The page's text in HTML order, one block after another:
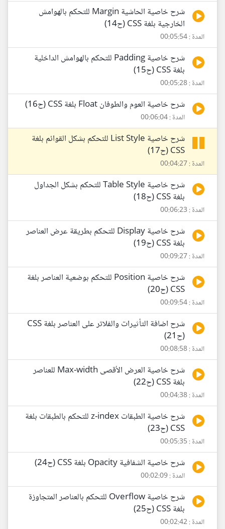
شرح خاصية الحاشية Margin للتحكم بالهوامش
الخارجية بلغة CSS (ح14)
المدة : 00:05:54
شرح خاصية Padding للتحكم بالهوامش الداخلية
بلغة CSS (ح15)
المدة : 00:05:28
شرح خاصية العوم والطوفان Float بلغة CSS (ح16)
المدة : 00:06:04
شرح خاصية List Style للتحكم بشكل القوائم بلغة
CSS (ح17)
المدة : 00:04:27
شرح خاصية Table Style للتحكم بشكل الجداول
بلغة CSS (ح18)
المدة : 00:06:23
شرح خاصية Display للتحكم بطريقة عرض العناصر
بلغة CSS (ح19)
المدة : 00:09:27
شرح خاصية Position للتحكم بوضعية العناصر بلغة
CSS (ح20)
المدة : 00:09:54
شرح اضافة التأثيرات والفلاتر على العناصر بلغة CSS
(ح21)
المدة : 00:08:58
شرح خاصية العرض الأقصى Max-width للعناصر
بلغة CSS (ح22)
المدة : 00:04:38
شرح خاصية الطبقات z-index للتحكم بالطبقات بلغة
CSS (ح23)
المدة : 00:05:35
شرح خاصية الشفافية Opacity بلغة CSS (ح24)
المدة : 00:02:09
شرح خاصية Overflow للتحكم بالعناصر المتجاوزة
بلغة CSS (ح25)
المدة : 00:02:42